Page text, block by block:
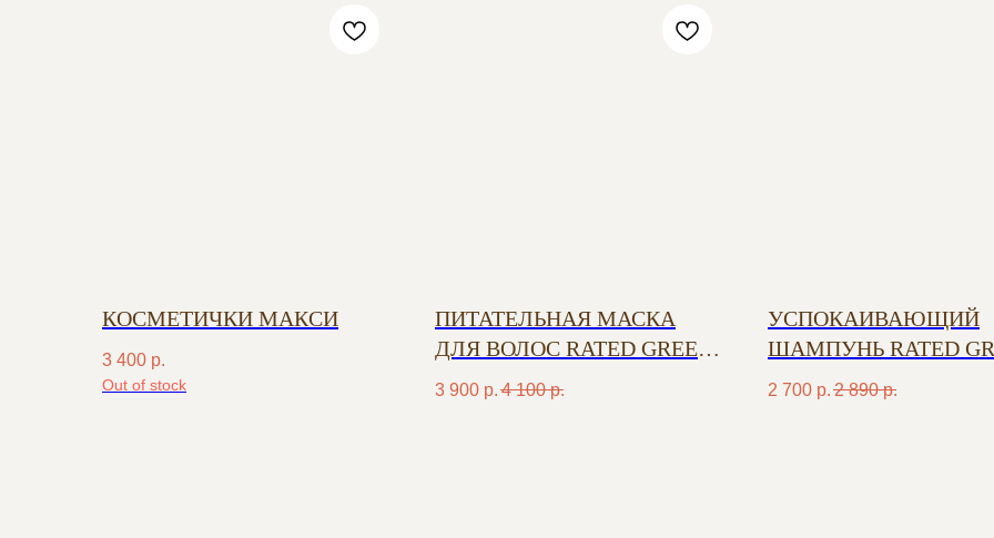
КОСМЕТИЧКИ МАКСИ
3 400 р.
Out of stock
ПИТАТЕЛЬНАЯ МАСКА
ДЛЯ ВОЛОС RATED GREEN
С МАСЛОМ ШИ
3 900 р. 4 100 р.
УСПОКАИВАЮЩИЙ
ШАМПУНЬ RATED
С МАСЛОМ ТАМАНУ
2 700 р. 2 890 р.